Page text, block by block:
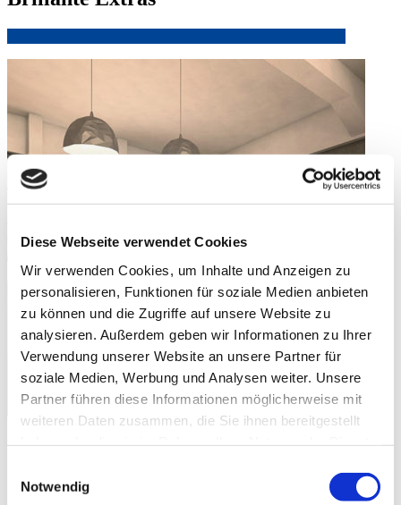
Diese Webseite verwendet Cookies
Wir verwenden Cookies, um Inhalte und Anzeigen zu
personalisieren, Funktionen für soziale Medien anbieten
zu können und die Zugriffe auf unsere Website zu
analysieren. Außerdem geben wir Informationen zu Ihrer
Verwendung unserer Website an unsere Partner für
soziale Medien, Werbung und Analysen weiter. Unsere
Partner führen diese Informationen möglicherweise mit
weiteren Daten zusammen, die Sie ihnen bereitgestellt
Notwendig
Weitere Bilder